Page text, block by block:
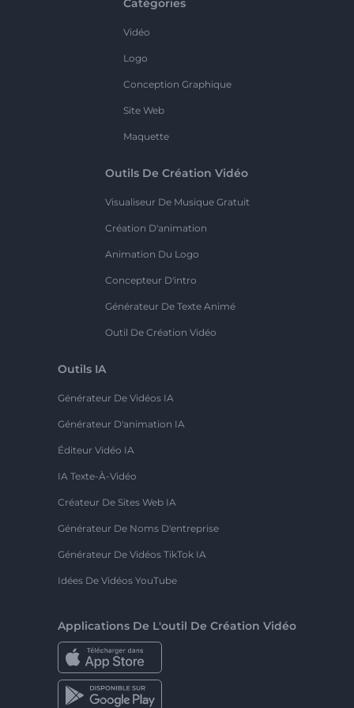
Catégories
Vidéo
Logo
Conception Graphique
Site Web
Maquette
Outils De Création Vidéo
Visualiseur De Musique Gratuit
Création D'animation
Animation Du Logo
Concepteur D'intro
Générateur De Texte Animé
Outil De Création Vidéo
Outils IA
Générateur De Vidéos IA
Générateur D'animation IA
Éditeur Vidéo IA
IA Texte-À-Vidéo
Créateur De Sites Web IA
Générateur De Noms D'entreprise
Générateur De Vidéos TikTok IA
Idées De Vidéos YouTube
Applications De L'outil De Création Vidéo